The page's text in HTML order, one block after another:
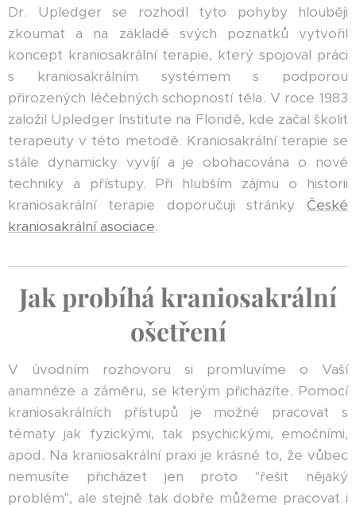
Dr. Upledger se rozhodl tyto pohyby hlouběji
zkoumat a na základě svých poznatků vytvořil
koncept kraniosakrální terapie, který spojoval práci
s kraniosakrálním systémem s podporou
přirozených léčebných schopností těla. V roce 1983
založil Upledger Institute na Floridě, kde začal školit
terapeuty v této metodě. Kraniosakrální terapie se
stále dynamicky vyvíjí a je obohacována o nové
techniky a přístupy. Při hlubším zájmu o historii
kraniosakrální terapie doporučuji stránky České
kraniosakrální asociace.
Jak probíhá kraniosakrální
ošetření
V úvodním rozhovoru si promluvíme o Vaší
anamnéze a záměru, se kterým přicházíte. Pomocí
kraniosakrálních přístupů je možné pracovat s
tématy jak fyzickými, tak psychickými, emočními,
apod. Na kraniosakrální praxi je krásné to, že vůbec
nemusíte přicházet jen proto "řešit nějaký
problém", ale stejně tak dobře můžeme pracovat i